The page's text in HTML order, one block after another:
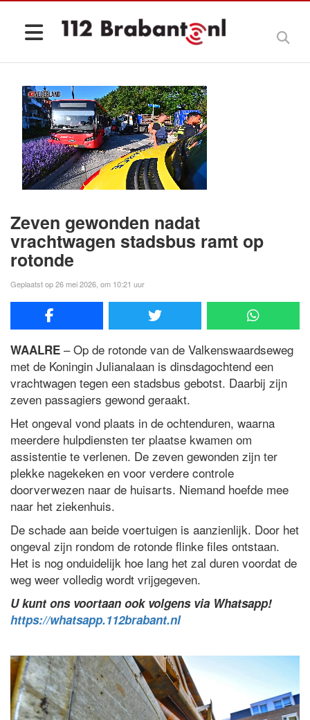
Zeven gewonden nadat
vrachtwagen stadsbus ramt op
rotonde
Geplaatst op 26 mei 2026, om 10:21 uur
WAALRE – Op de rotonde van de Valkenswaardseweg
met de Koningin Julianalaan is dinsdagochtend een
vrachtwagen tegen een stadsbus gebotst. Daarbij zijn
zeven passagiers gewond geraakt.
Het ongeval vond plaats in de ochtenduren, waarna
meerdere hulpdiensten ter plaatse kwamen om
assistentie te verlenen. De zeven gewonden zijn ter
plekke nagekeken en voor verdere controle
doorverwezen naar de huisarts. Niemand hoefde mee
naar het ziekenhuis.
De schade aan beide voertuigen is aanzienlijk. Door het
ongeval zijn rondom de rotonde flinke files ontstaan.
Het is nog onduidelijk hoe lang het zal duren voordat de
weg weer volledig wordt vrijgegeven.
U kunt ons voortaan ook volgens via Whatsapp!
https://whatsapp.112brabant.nl